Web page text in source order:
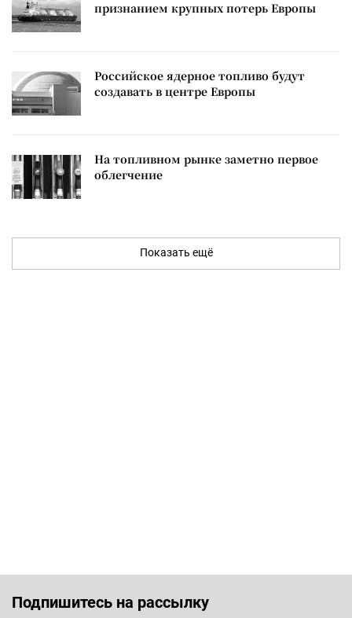
признанием крупных потерь Европы
Российское ядерное топливо будут
создавать в центре Европы
На топливном рынке заметно первое
облегчение
Показать ещё
Подпишитесь на рассылку